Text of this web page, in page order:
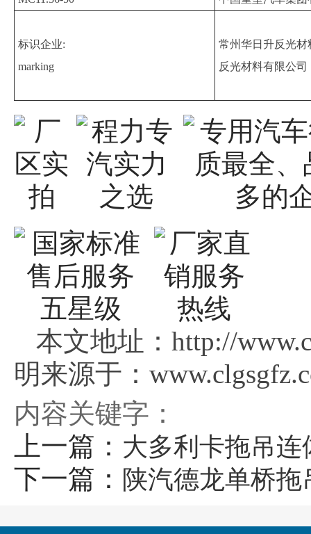
标识企业:
marking
常州华日升反光
反光材料有限公司
本文地址：http://
明来源于：
内容关键字：
上一篇： 大多利卡拖吊
下一篇： 陕汽德龙单桥